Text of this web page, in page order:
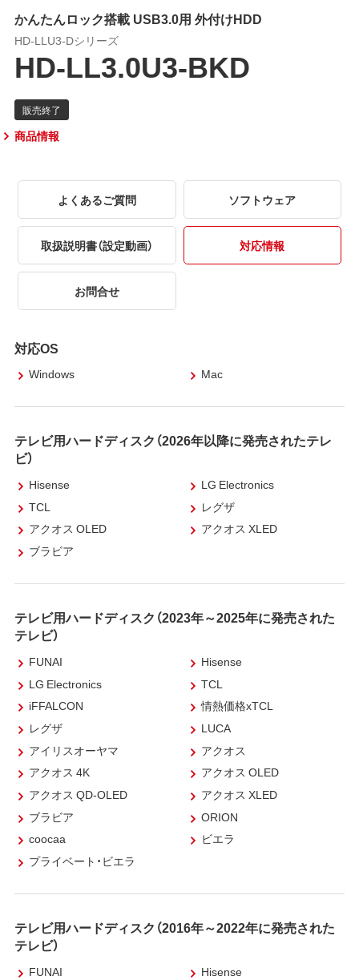
かんたんロック搭載 USB3.0用 外付けHDD
HD-LLU3-Dシリーズ
HD-LL3.0U3-BKD
商品情報
よくあるご質問 ソフトウェア
取扱説明書（設定動画） 対応情報
お問合せ
対応OS
Windows Mac
テレビ用ハードディスク（2026年以降に発売されたテレ
ビ）
Hisense
LG Electronics
TCL
レグザ
アクオス OLED
アクオス XLED
ブラビア
テレビ用ハードディスク（2023年～2025年に発売された
テレビ）
FUNAI
Hisense
LG Electronics
TCL
iFFALCON
情熱価格xTCL
レグザ
LUCA
アイリスオーヤマ
アクオス
アクオス 4K
アクオス OLED
アクオス QD-OLED
アクオス XLED
ブラビア
ORION
coocaa
ビエラ
プライベート・ビエラ
テレビ用ハードディスク（2016年～2022年に発売された
テレビ）
FUNAI
Hisense